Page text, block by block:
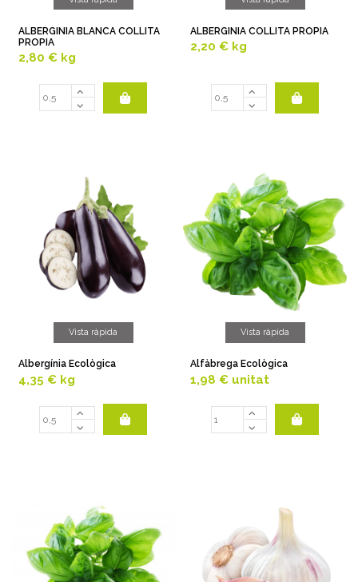
ALBERGINIA BLANCA COLLITA
PROPIA
2,80 € kg
ALBERGINIA COLLITA PROPIA
2,20 € kg
Vista ràpida
Albergínia Ecològica
4,35 € kg
Vista ràpida
Alfàbrega Ecològica
1,98 € unitat